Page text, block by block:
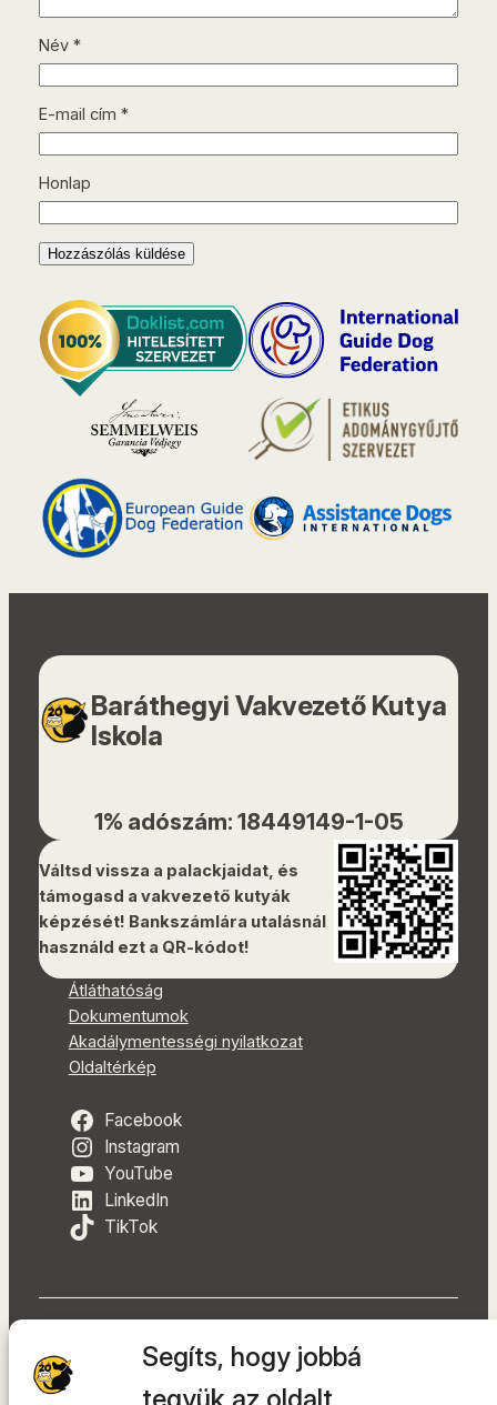
Segíts, hogy jobbá
Név *
E-mail cím *
Honlap
Baráthegyi Vakvezető Kutya
Iskola
1% adószám: 18449149-1-05
Váltsd vissza a palackjaidat, és
támogasd a vakvezető kutyák
képzését! Bankszámlára utalásnál
használd ezt a QR-kódot!
Átláthatóság
Dokumentumok
Akadálymentességi nyilatkozat
Oldaltérkép
Facebook
Instagram
YouTube
LinkedIn
TikTok
A tárhelyszolgáltató azINTEGRITY Kft.